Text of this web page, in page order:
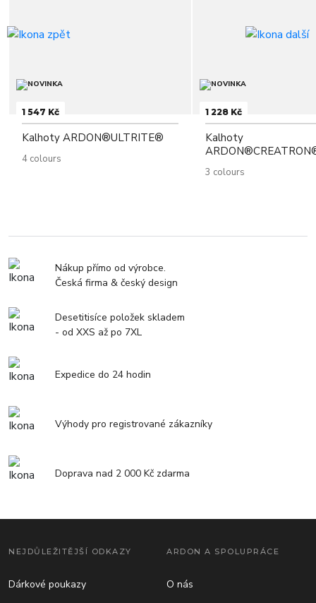
1 547 Kč
Kalhoty ARDON®ULTRITE®
4 colours
1 228 Kč
Kalhoty
3 colours
Nákup přímo od výrobce.
Česká firma & český design
Desetitisíce položek skladem
- od XXS až po 7XL
Expedice do 24 hodin
Výhody pro registrované zákazníky
Doprava nad 2 000 Kč zdarma
NEJDŮLEŽITĚJŠÍ ODKAZY
Dárkové poukazy
ARDON A SPOLUPRÁCE
O nás